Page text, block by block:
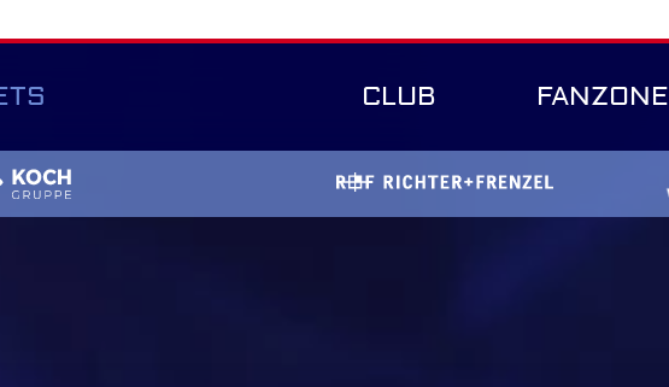
CLUB FANZONE